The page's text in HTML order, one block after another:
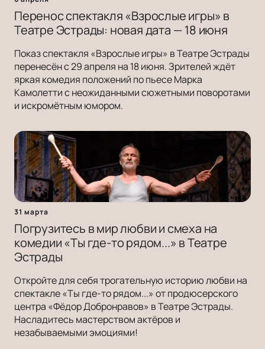
Перенос спектакля «Взрослые игры» в
Театре Эстрады: новая дата — 18 июня
Показ спектакля «Взрослые игры» в Театре Эстрады
перенесён с 29 апреля на 18 июня. Зрителей ждёт
яркая комедия положений по пьесе Марка
Камолетти с неожиданными сюжетными поворотами
и искромётным юмором.
31 марта
Погрузитесь в мир любви и смеха на
комедии «Ты где-то рядом...» в Театре
Эстрады
Откройте для себя трогательную историю любви на
спектакле «Ты где-то рядом...» от продюсерского
центра «Фёдор Добронравов» в Театре Эстрады.
Насладитесь мастерством актёров и
незабываемыми эмоциями!